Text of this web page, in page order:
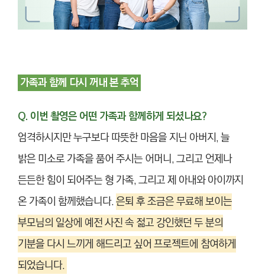
가족과 함께 다시 꺼내 본 추억
Q. 이번 촬영은 어떤 가족과 함께하게 되셨나요?
엄격하시지만 누구보다 따뜻한 마음을 지닌 아버지, 늘
밝은 미소로 가족을 품어 주시는 어머니, 그리고 언제나
든든한 힘이 되어주는 형 가족, 그리고 제 아내와 아이까지
온 가족이 함께했습니다.은퇴 후 조금은 무료해 보이는
부모님의 일상에 예전 사진 속 젊고 강인했던 두 분의
기분을 다시 느끼게 해드리고 싶어 프로젝트에 참여하게
되었습니다.